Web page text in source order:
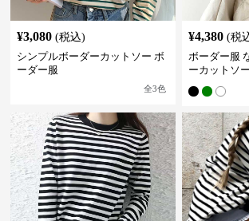
¥3,080 (税込)
シンプルボーダーカットソー ボ
ーダー服
全3色
¥4,380 (税
ボーダー服
ーカットソー